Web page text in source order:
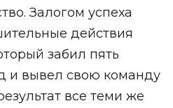
Залогом успеха
действия
забил пять
и вывел свою команду
все теми же